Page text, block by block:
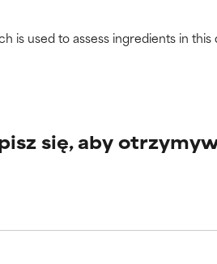
is used to assess ingredients in
się, aby